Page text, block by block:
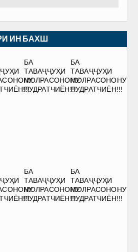
ИН БАХШ
БА
ТАВАҶҶУҲИ
МОЛРАСОНОНУ
ПУДРАТЧИЁН!!!
БА
ТАВАҶҶУҲИ
МОЛРАСОНОНУ
ПУДРАТЧИЁН!!!
БА
ТАВАҶҶУҲИ
МОЛРАСОНОНУ
ПУДРАТЧИЁН!!!
БА
ТАВАҶҶУҲИ
МОЛРАСОНОНУ
ПУДРАТЧИЁН!!!